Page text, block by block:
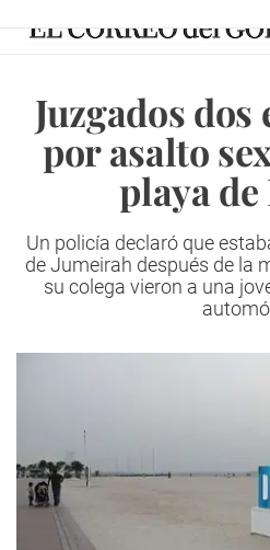
Juzgados
por asalto
playa
Un policía declaró que
de Jumeirah después de la
su colega vieron a una